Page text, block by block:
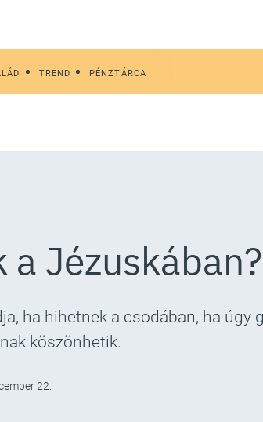
TREND PÉNZTÁRCA
a Jézuskában?
ha hihetnek a csodában, ha úgy
köszönhetik.
22.